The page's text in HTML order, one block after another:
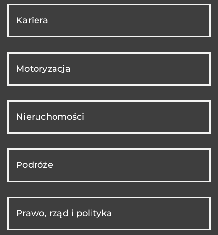
Kariera
Motoryzacja
Nieruchomości
Podróże
Prawo, rząd i polityka